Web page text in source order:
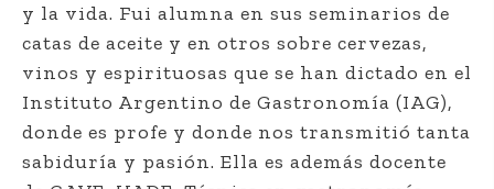
y la vida. Fui alumna en sus seminarios de
catas de aceite y en otros sobre cervezas,
vinos y espirituosas que se han dictado en el
Instituto Argentino de Gastronomía (IAG),
donde es profe y donde nos transmitió tanta
sabiduría y pasión. Ella es además docente